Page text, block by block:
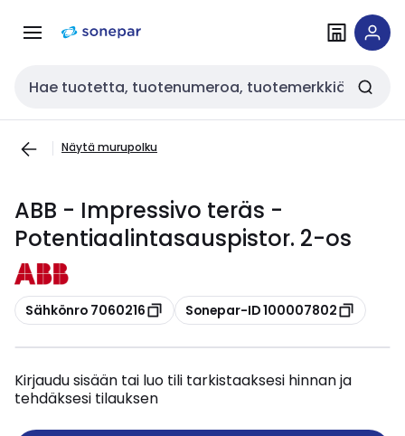
navigointiinsisältöön
Haku
Näytä murupolku
ABB - Impressivo teräs -
Potentiaalintasauspistor. 2-os
Kopioi
Sähkönro 7060216 Kopioi
Sonepar-ID 100007802
Kirjaudu sisään tai luo tili tarkistaaksesi hinnan ja
tehdäksesi tilauksen